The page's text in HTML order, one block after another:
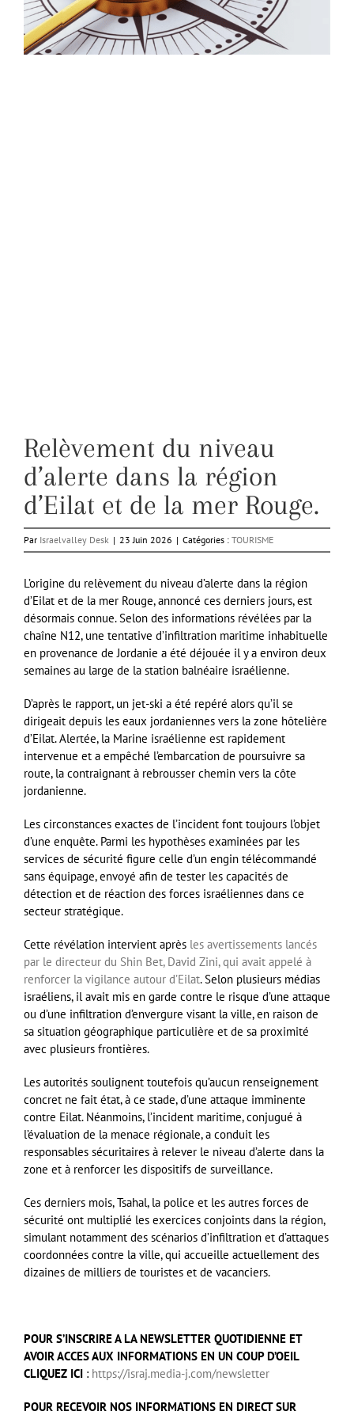
Relèvement du niveau
d’alerte dans la région
d’Eilat et de la mer Rouge.
Par Israelvalley Desk | 23 Juin 2026 | Catégories : TOURISME
L’origine du relèvement du niveau d’alerte dans la région
d’Eilat et de la mer Rouge, annoncé ces derniers jours, est
désormais connue. Selon des informations révélées par la
chaîne N12, une tentative d’infiltration maritime inhabituelle
en provenance de Jordanie a été déjouée il y a environ deux
semaines au large de la station balnéaire israélienne.
D’après le rapport, un jet-ski a été repéré alors qu’il se
dirigeait depuis les eaux jordaniennes vers la zone hôtelière
d’Eilat. Alertée, la Marine israélienne est rapidement
intervenue et a empêché l’embarcation de poursuivre sa
route, la contraignant à rebrousser chemin vers la côte
jordanienne.
Les circonstances exactes de l’incident font toujours l’objet
d’une enquête. Parmi les hypothèses examinées par les
services de sécurité figure celle d’un engin télécommandé
sans équipage, envoyé afin de tester les capacités de
détection et de réaction des forces israéliennes dans ce
secteur stratégique.
Cette révélation intervient après les avertissements lancés
par le directeur du Shin Bet, David Zini, qui avait appelé à
renforcer la vigilance autour d’Eilat. Selon plusieurs médias
israéliens, il avait mis en garde contre le risque d’une attaque
ou d’une infiltration d’envergure visant la ville, en raison de
sa situation géographique particulière et de sa proximité
avec plusieurs frontières.
Les autorités soulignent toutefois qu’aucun renseignement
concret ne fait état, à ce stade, d’une attaque imminente
contre Eilat. Néanmoins, l’incident maritime, conjugué à
l’évaluation de la menace régionale, a conduit les
responsables sécuritaires à relever le niveau d’alerte dans la
zone et à renforcer les dispositifs de surveillance.
Ces derniers mois, Tsahal, la police et les autres forces de
sécurité ont multiplié les exercices conjoints dans la région,
simulant notamment des scénarios d’infiltration et d’attaques
coordonnées contre la ville, qui accueille actuellement des
dizaines de milliers de touristes et de vacanciers.
POUR S’INSCRIRE A LA NEWSLETTER QUOTIDIENNE ET
AVOIR ACCES AUX INFORMATIONS EN UN COUP D’OEIL
CLIQUEZ ICI : https://israj.media-j.com/newsletter
POUR RECEVOIR NOS INFORMATIONS EN DIRECT SUR